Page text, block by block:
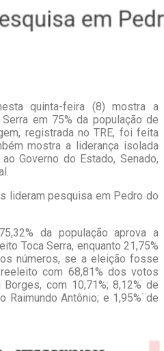
quinta-feira (8) mostra a
em 75% da população de
registrada no TRE, foi feita
mostra a liderança isolada
Governo do Estado, Senado,
lideram pesquisa em Pedro do
da população aprova a
Toca Serra, enquanto 21,75%
números, se a eleição fosse
com 68,81% dos votos
com 10,71%; 8,12% de
Raimundo Antônio; e 1,95%¨de